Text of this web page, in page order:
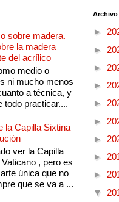
sobre madera.
la madera
del acrílico
medio o
ni mucho menos
a técnica, y
todo practicar....
la Capilla Sixtina
ver la Capilla
, pero es
única que no
que se va a ...
►
►
►
►
►
►
►
►
►
▼